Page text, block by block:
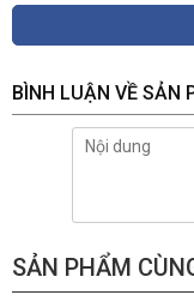
BÌNH LUẬN VỀ SẢN
SẢN PHẨM